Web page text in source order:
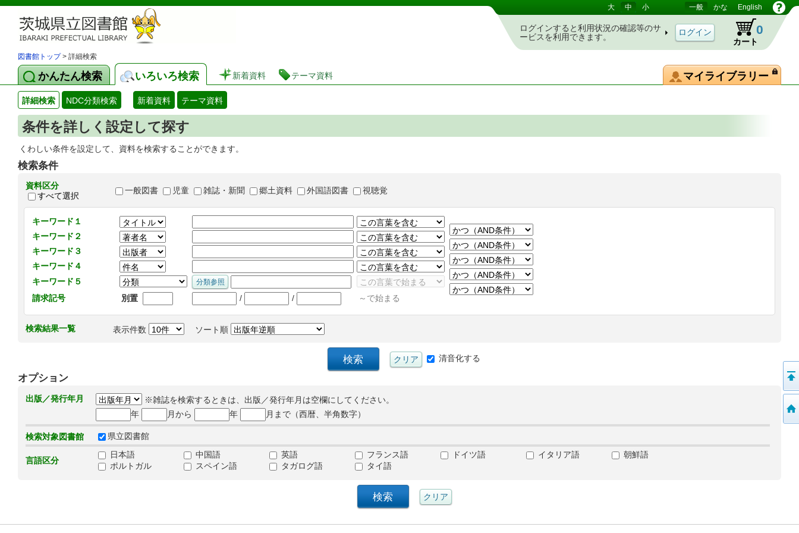
茨城県立図書館 蔵書検索・予約システム 大 中 小 一般 かな English
ログインすると利用状況の確認等のサ
ービスを利用できます。
カート
0
図書館トップ> 詳細検索
かんたん検索 いろいろ検索 新着資料 テーマ資料 マイライブラリー
詳細検索 NDC分類検索 新着資料 テーマ資料
条件を詳しく設定して探す
くわしい条件を設定して、資料を検索することができます。
検索条件
資料区分
すべて選択
一般図書 児童 雑誌・新聞 郷土資料 外国語図書 視聴覚
キーワード１
キーワード２
キーワード３
キーワード４
キーワード５
請求記号
別置 / / ～で始まる
検索結果一覧 表示件数 ソート順
清音化する
オプション
出版／発行年月
※雑誌を検索するときは、出版／発行年月は空欄にしてください。
年
月から 年 月まで（西暦、半角数字）
検索対象図書館 県立図書館
言語区分
日本語 中国語 英語 フランス語 ドイツ語 イタリア語
朝鮮語
ポルトガル
スペイン語 タガログ語 タイ語